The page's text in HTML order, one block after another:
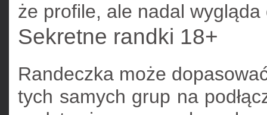
że profile, ale nadal wygląda
Sekretne randki 18+
Randeczka może
tych samych grup na